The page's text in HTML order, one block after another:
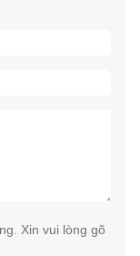
Xin vui lòng gõ